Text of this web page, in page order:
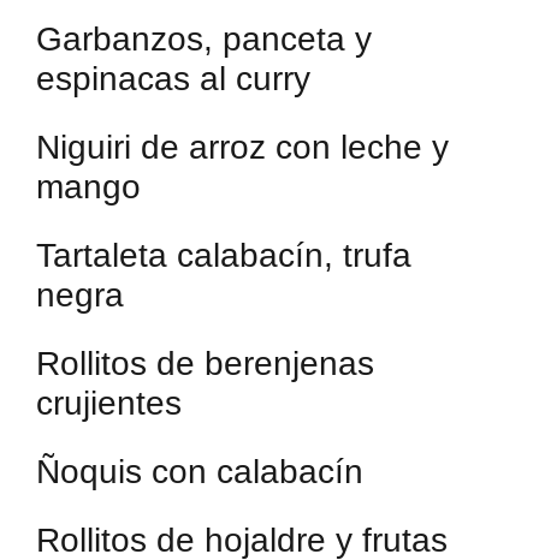
Garbanzos, panceta y
espinacas al curry
Niguiri de arroz con leche y
mango
Tartaleta calabacín, trufa
negra
Rollitos de berenjenas
crujientes
Ñoquis con calabacín
Rollitos de hojaldre y frutas